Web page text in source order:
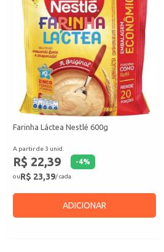
Farinha Láctea Nestlé 600g
A partir de 3 unid.
R$ 22,39 -4%
ouR$ 23,39/ cada
ADICIONAR